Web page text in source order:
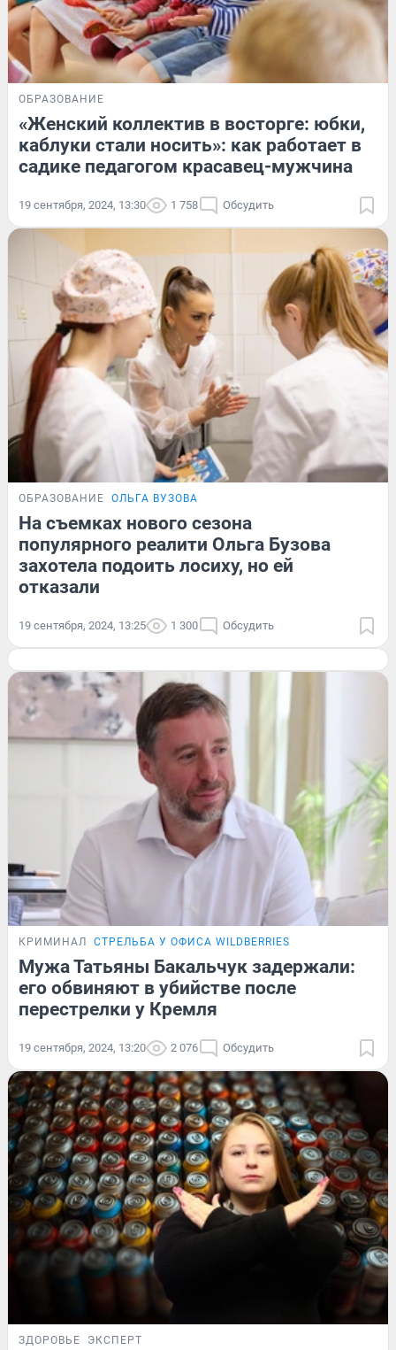
ОБРАЗОВАНИЕ
«Женский коллектив в восторге: юбки,
каблуки стали носить»: как работает в
садике педагогом красавец-мужчина
19 сентября, 2024, 13:30 1 758 Обсудить
ОБРАЗОВАНИЕ ОЛЬГА ВУЗОВА
На съемках нового сезона
популярного реалити Ольга Бузова
захотела подоить лосиху, но ей
отказали
19 сентября, 2024, 13:25 1 300 Обсудить
КРИМИНАЛ СТРЕЛЬБА У ОФИСА WILDBERRIES
Мужа Татьяны Бакальчук задержали:
его обвиняют в убийстве после
перестрелки у Кремля
19 сентября, 2024, 13:20 2 076 Обсудить
ЗДОРОВЬЕ ЭКСПЕРТ